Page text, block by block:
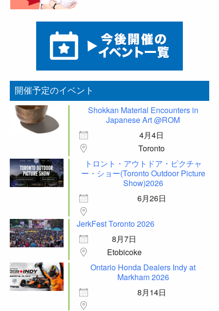
開催予定のイベント
Shokkan Material Encounters in
Japanese Art @ROM
4月4日
Toronto
トロント・アウトドア・ピクチャ
ー・ショー(Toronto Outdoor Picture
Show)2026
6月26日
JerkFest Toronto 2026
8月7日
Etobicoke
Ontario Honda Dealers Indy at
Markham 2026
8月14日